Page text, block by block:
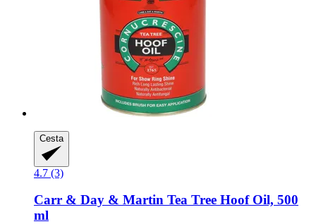
Cesta
4.7 (3)
Carr & Day & Martin Tea Tree Hoof Oil, 500
ml